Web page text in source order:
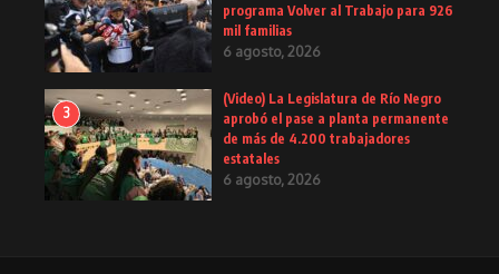
programa Volver al Trabajo para 926
mil familias
6 agosto, 2026
3
(Video) La Legislatura de Río Negro
aprobó el pase a planta permanente
de más de 4.200 trabajadores
estatales
6 agosto, 2026